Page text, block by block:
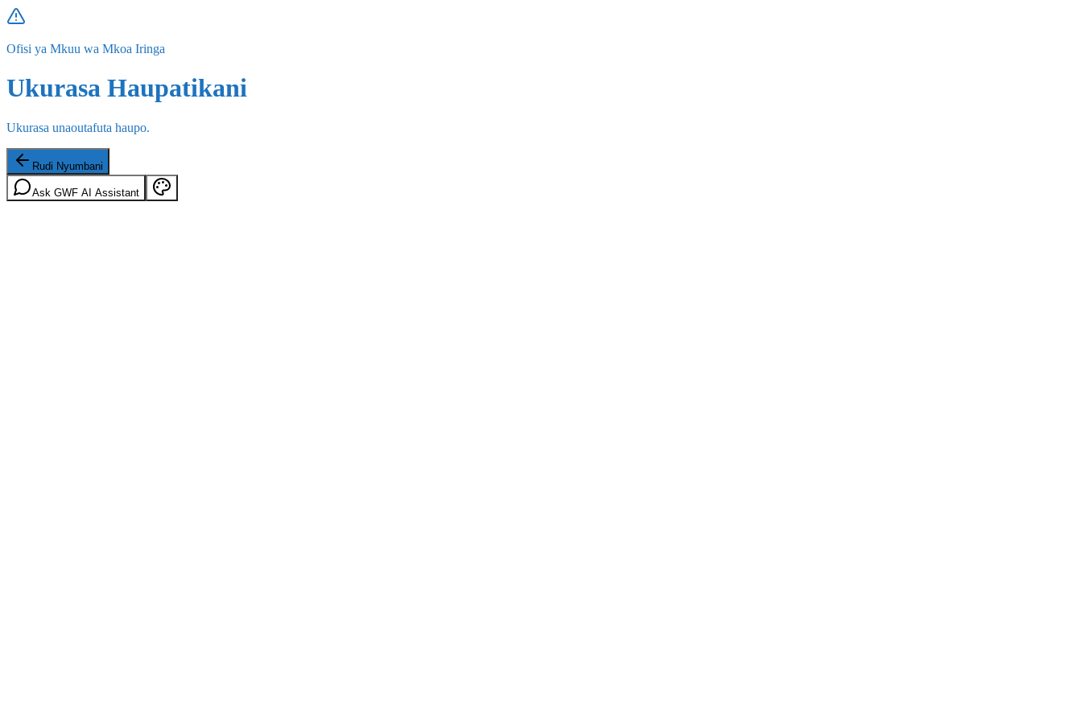
Ofisi ya Mkuu wa Mkoa Iringa
Ukurasa Haupatikani
Ukurasa unaoutafuta haupo.
Rudi Nyumbani
Ask GWF AI Assistant